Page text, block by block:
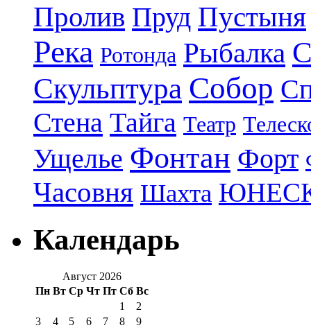
Пролив Пруд Пустыня
Река Ротонда Рыбалка
Скульптура Собор
Стена Тайга Театр
Ущелье Фонтан Форт
Часовня Шахта
Календарь
Август 2026
Пн Вт Ср Чт Пт Сб Вс
1
2
3
4 5 6 7 8
9